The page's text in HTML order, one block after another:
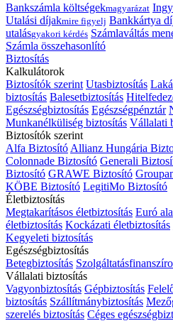
Bankszámla költségekmagyarázat
Utalási díjakmire figyelj Bankkártya
utalásgyakori kérdés Számlaváltás
Számla összehasonlító
Biztosítás
Kalkulátorok
Biztosítók szerint Utasbiztosítás
biztosítás Balesetbiztosítás
Egészségbiztosítás Egészségpénztár
Munkanélküliség biztosítás Vállalati
Biztosítók szerint
Alfa Biztosító Allianz Hungária
Colonnade Biztosító Generali
Biztosító GRAWE Biztosító
KÖBE Biztosító LegitiMo Biztosító
Életbiztosítás
Megtakarításos életbiztosítás Euró
életbiztosítás Kockázati életbiztosítás
Kegyeleti biztosítás
Egészségbiztosítás
Betegbiztosítás
Vállalati biztosítás
Vagyonbiztosítás Gépbiztosítás
biztosítás Szállítmánybiztosítás
szerelés biztosítás Céges